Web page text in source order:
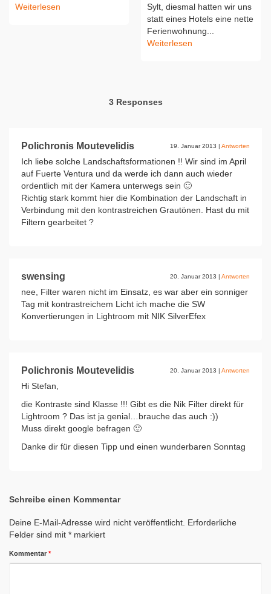
Weiterlesen
Sylt, diesmal hatten wir uns
statt eines Hotels eine nette
Ferienwohnung...
Weiterlesen
3 Responses
Polichronis Moutevelidis 19. Januar 2013 | Antworten
Ich liebe solche Landschaftsformationen !! Wir sind im April
auf Fuerte Ventura und da werde ich dann auch wieder
ordentlich mit der Kamera unterwegs sein 🙂
Richtig stark kommt hier die Kombination der Landschaft in
Verbindung mit den kontrastreichen Grautönen. Hast du mit
Filtern gearbeitet ?
swensing 20. Januar 2013 | Antworten
nee, Filter waren nicht im Einsatz, es war aber ein sonniger
Tag mit kontrastreichem Licht ich mache die SW
Konvertierungen in Lightroom mit NIK SilverEfex
Polichronis Moutevelidis 20. Januar 2013 | Antworten
Hi Stefan,
die Kontraste sind Klasse !!! Gibt es die Nik Filter direkt für
Lightroom ? Das ist ja genial…brauche das auch :))
Muss direkt google befragen 🙂
Danke dir für diesen Tipp und einen wunderbaren Sonntag
Schreibe einen Kommentar
Deine E-Mail-Adresse wird nicht veröffentlicht. Erforderliche
Felder sind mit * markiert
Kommentar *